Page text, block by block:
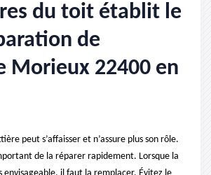
du toit établit le
de
Morieux 22400 en
peut s’affaisser et n’assure plus son rôle.
de la réparer rapidement. Lorsque la